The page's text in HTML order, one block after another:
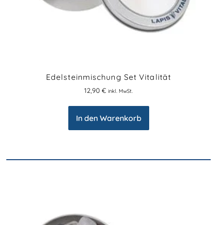
Edelsteinmischung Set Vitalität
12,90 € inkl. MwSt.
In den Warenkorb